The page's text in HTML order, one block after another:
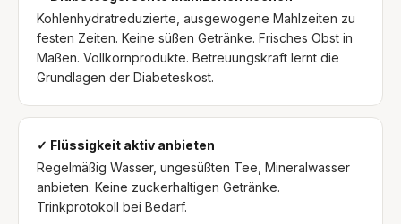
Kohlenhydratreduzierte, ausgewogene Mahlzeiten zu
festen Zeiten. Keine süßen Getränke. Frisches Obst in
Maßen. Vollkornprodukte. Betreuungskraft lernt die
Grundlagen der Diabeteskost.
✓ Flüssigkeit aktiv anbieten
Regelmäßig Wasser, ungesüßten Tee, Mineralwasser
anbieten. Keine zuckerhaltigen Getränke.
Trinkprotokoll bei Bedarf.